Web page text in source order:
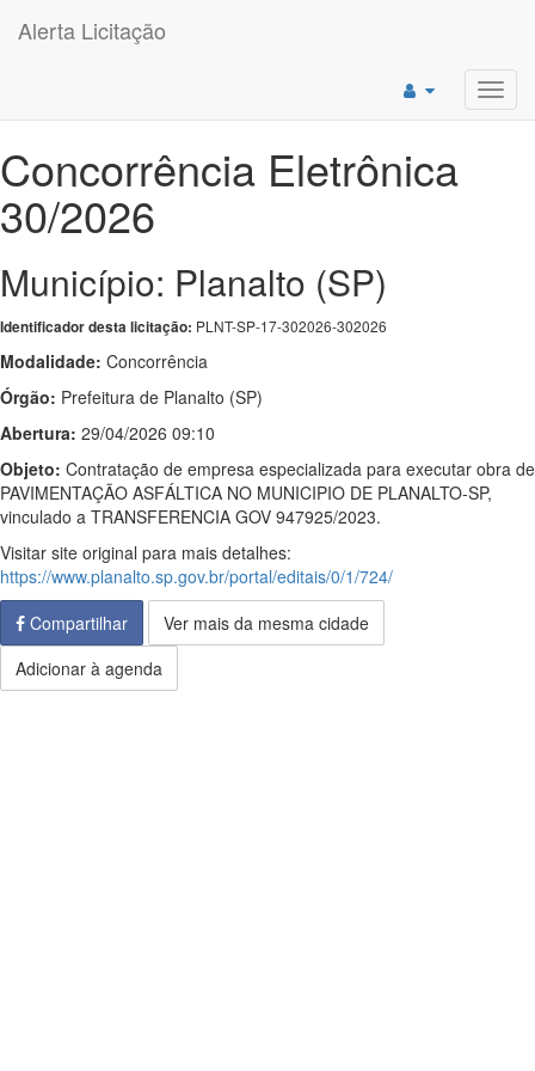
Alerta Licitação
Concorrência Eletrônica
30/2026
Município: Planalto (SP)
Identificador desta licitação: PLNT-SP-17-302026-302026
Modalidade: Concorrência
Órgão: Prefeitura de Planalto (SP)
Abertura: 29/04/2026 09:10
Objeto: Contratação de empresa especializada para executar obra de
PAVIMENTAÇÃO ASFÁLTICA NO MUNICIPIO DE PLANALTO-SP,
vinculado a TRANSFERENCIA GOV 947925/2023.
Visitar site original para mais detalhes:
https://www.planalto.sp.gov.br/portal/editais/0/1/724/
Compartilhar
Ver mais da mesma cidade
Adicionar à agenda